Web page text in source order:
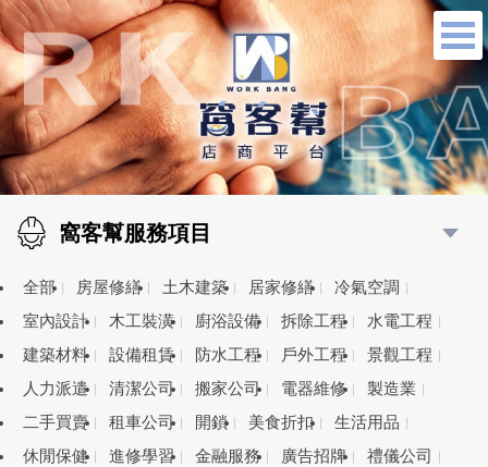
窩客幫服務項目
全部 房屋修繕 土木建築 居家修繕
冷氣空調
室內設計
木工裝潢 廚浴設備 拆除工程
水電工程
建築材料
設備租賃 防水工程 戶外工程
景觀工程
人力派遣
清潔公司 搬家公司 電器維修
製造業
二手買賣
租車公司 開鎖 美食折扣
生活用品
休閒保健
進修學習 金融服務 廣告招牌
禮儀公司